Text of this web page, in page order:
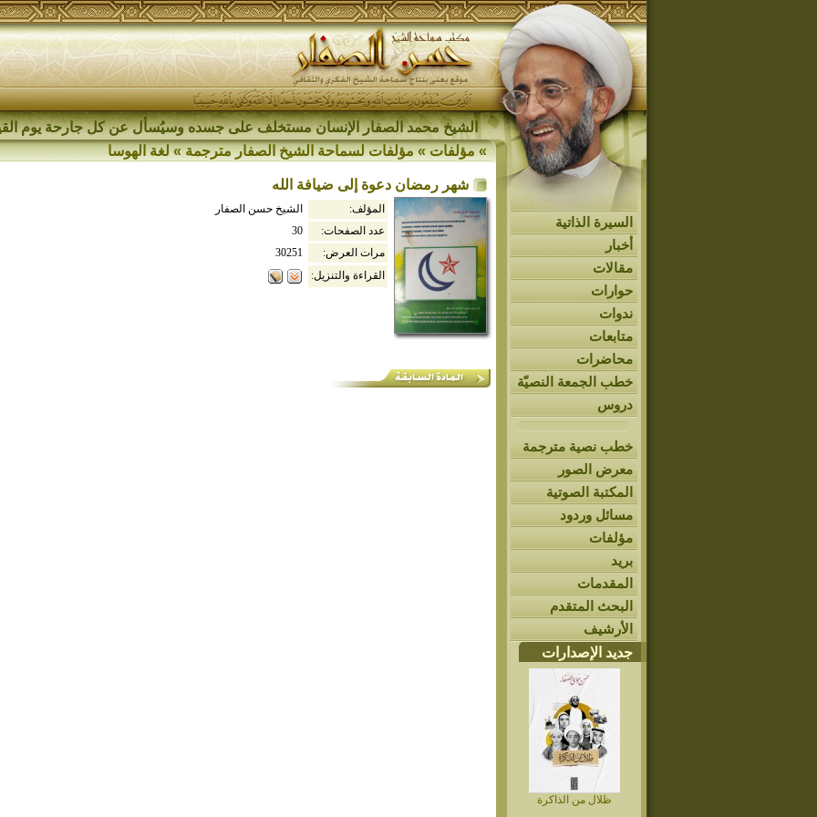
الشيخ محمد الصفار الإنسان مستخلف على جسده وسيُسأل عن كل جارحة يوم
السيرة الذاتية
أخبار
مقالات
حوارات
ندوات
متابعات
محاضرات
خطب الجمعة النصيّة
دروس
خطب نصية مترجمة
معرض الصور
المكتبة الصوتية
مسائل وردود
مؤلفات
بريد
المقدمات
البحث المتقدم
الأرشيف
جديد الإصدارات
ظلال من الذاكرة
»مؤلفات»مؤلفات لسماحة الشيخ الصفار مترجمة»لغة الهوسا
شهر رمضان دعوة إلى ضيافة الله
المؤلف:
الشيخ حسن الصفار
عدد الصفحات:
30
مرات العرض:
30251
القراءة والتنزيل: